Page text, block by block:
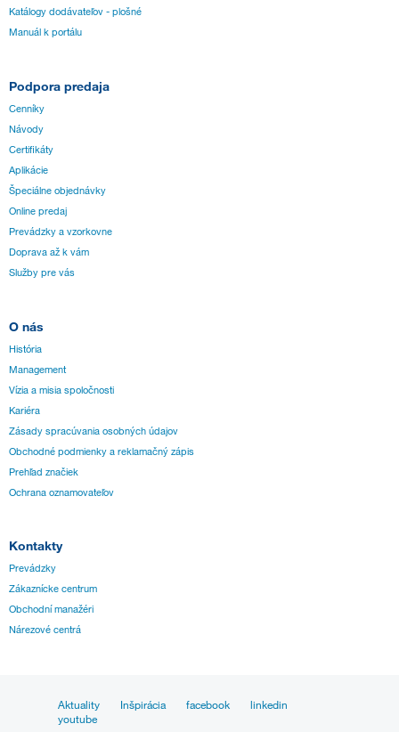
Katálogy dodávateľov - plošné
Manuál k portálu
Podpora predaja
Cenníky
Návody
Certifikáty
Aplikácie
Špeciálne objednávky
Online predaj
Prevádzky a vzorkovne
Doprava až k vám
Služby pre vás
O nás
História
Management
Vízia a misia spoločnosti
Kariéra
Zásady spracúvania osobných údajov
Obchodné podmienky a reklamačný zápis
Prehľad značiek
Ochrana oznamovateľov
Kontakty
Prevádzky
Zákaznícke centrum
Obchodní manažéri
Nárezové centrá
Aktuality Inšpirácia facebook
linkedin
youtube